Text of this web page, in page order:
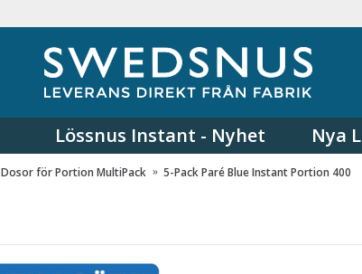
Lössnus Instant - Nyhet Nya
Dosor för Portion MultiPack 5-Pack Paré Blue Instant Portion 400